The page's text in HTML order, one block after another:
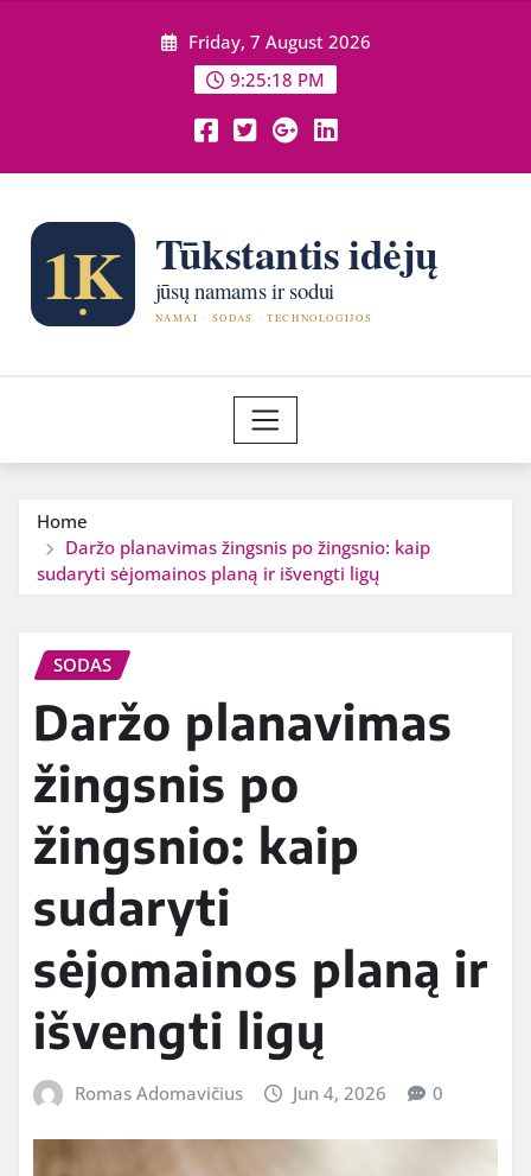
Friday, 7 August 2026
9:25:20 PM
Home
Daržo planavimas žingsnis po žingsnio: kaip
sudaryti sėjomainos planą ir išvengti ligų
SODAS
Daržo planavimas
žingsnis po
žingsnio: kaip
sudaryti
sėjomainos planą ir
išvengti ligų
Romas Adomavičius Jun 4, 2026 0